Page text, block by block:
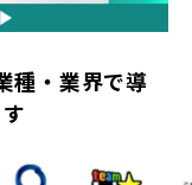
種・業界で導